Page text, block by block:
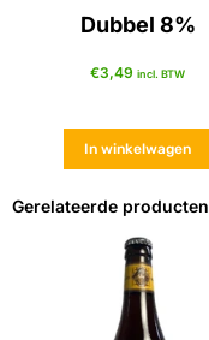
Dubbel 8%
€3,49 incl. BTW
In winkelwagen
Gerelateerde producten